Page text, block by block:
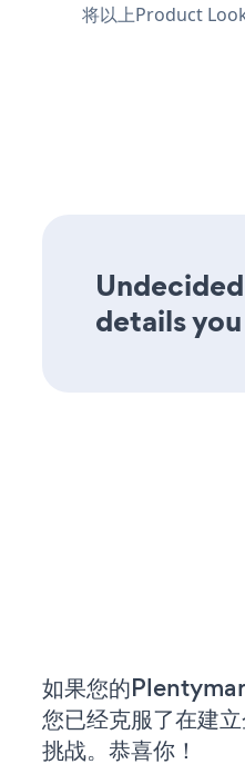
将以上Product
details
如果您的
您已经克服了在建
挑战。恭喜你！